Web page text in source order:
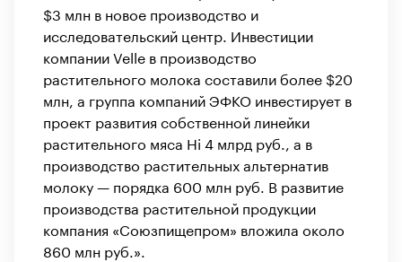
$3 млн в новое производство и
исследовательский центр. Инвестиции
компании Velle в производство
растительного молока составили более $20
млн, а группа компаний ЭФКО инвестирует в
проект развития собственной линейки
растительного мяса Hi 4 млрд руб., а в
производство растительных альтернатив
молоку — порядка 600 млн руб. В развитие
производства растительной продукции
компания «Союзпищепром» вложила около
860 млн руб.».